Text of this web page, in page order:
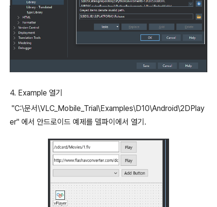
4. Example 열기
"C:\문서\VLC_Mobile_Trial\Examples\D10\Android\2DPlay
er" 에서 안드로이드 예제를 델파이에서 열기.